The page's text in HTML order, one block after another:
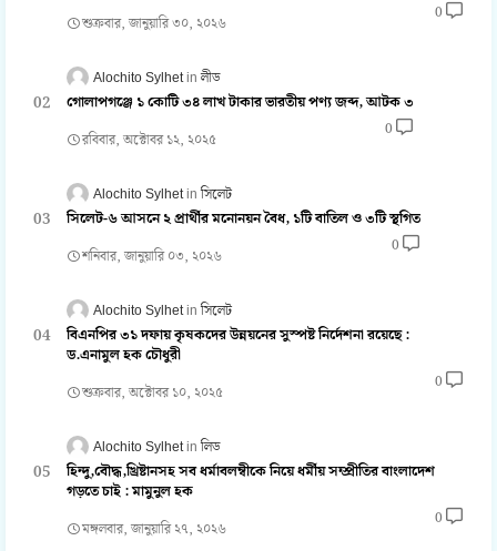
শুক্রবার, জানুয়ারি ৩০, ২০২৬
0
Alochito Sylhet লীড
গোলাপগঞ্জে ১ কোটি ৩৪ লাখ টাকার ভারতীয় পণ্য জব্দ, আটক ৩
রবিবার, অক্টোবর ১২, ২০২৫
0
Alochito Sylhet সিলেট
সিলেট-৬ আসনে ২ প্রার্থীর মনোনয়ন বৈধ, ১টি বাতিল ও ৩টি স্থগিত
শনিবার, জানুয়ারি ০৩, ২০২৬
0
Alochito Sylhet সিলেট
বিএনপির ৩১ দফায় কৃষকদের উন্নয়নের সুস্পষ্ট নির্দেশনা রয়েছে :
ড.এনামুল হক চৌধুরী
শুক্রবার, অক্টোবর ১০, ২০২৫
0
Alochito Sylhet লিড
হিন্দু,বৌদ্ধ,খ্রিষ্টানসহ সব ধর্মাবলম্বীকে নিয়ে ধর্মীয় সম্প্রীতির বাংলাদেশ
গড়তে চাই : মামুনুল হক
মঙ্গলবার, জানুয়ারি ২৭, ২০২৬
0